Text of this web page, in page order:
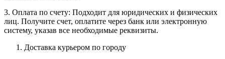
3. Оплата по счету: Подходит для юридических и физических
лиц. Получите счет, оплатите через банк или электронную
систему, указав все необходимые реквизиты.
Доставка курьером по городу